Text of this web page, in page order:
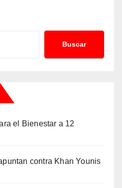
Buscar
el Bienestar a 12
contra Khan Younis